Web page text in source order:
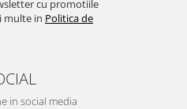
cu promotiile
multe in Politica de
in social media